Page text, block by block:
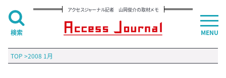
アクセスジャーナル記者 山岡俊介の取材メモ
TOP >2008 1月
MENU
検索